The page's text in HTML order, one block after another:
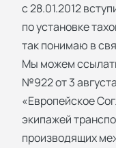
с 28.01.2012
по установке
так понимаю в
Мы можем
№922 от 3
«Европейское
экипажей
производящих